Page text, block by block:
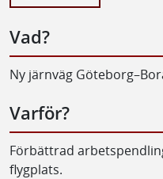
Vad?
Ny järnväg
Varför?
Förbättrad
ﬂygplats.